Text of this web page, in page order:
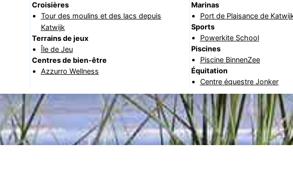
Croisières
Tour des moulins et des lacs depuis
Katwijk
Terrains de jeux
Île de Jeu
Centres de bien-être
Azzurro Wellness
Marinas
Port de Plaisance de
Sports
Powerkite School
Piscines
Piscine BinnenZee
Équitation
Centre équestre Jonker